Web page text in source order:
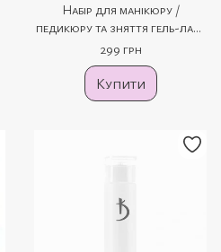
Набір для манікюру /
педикюру та зняття гель-лаку
№4 (6 продуктів)
299 грн
Купити